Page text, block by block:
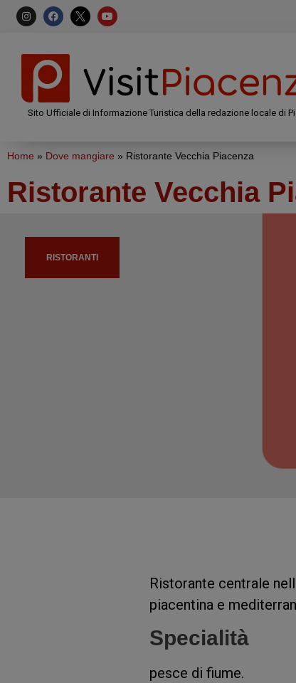
Sito Ufficiale di Informazione Turistica della redazione locale di
Home » Dove mangiare » Ristorante Vecchia Piacenza
Ristorante Vecchia
RISTORANTI
Ristorante centrale
piacentina e
Specialità
pesce di fiume.